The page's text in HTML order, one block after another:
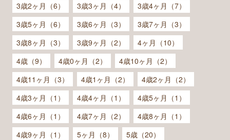
3歳2ヶ月（6）
3歳3ヶ月（4）
3歳4ヶ月（7）
3歳5ヶ月（6）
3歳6ヶ月（3）
3歳7ヶ月（3）
3歳8ヶ月（3）
3歳9ヶ月（2）
4ヶ月（10）
4歳（9）
4歳0ヶ月（2）
4歳10ヶ月（2）
4歳11ヶ月（3）
4歳1ヶ月（2）
4歳2ヶ月（2）
4歳3ヶ月（1）
4歳4ヶ月（1）
4歳5ヶ月（1）
4歳6ヶ月（1）
4歳7ヶ月（2）
4歳8ヶ月（1）
4歳9ヶ月（1）
5ヶ月（8）
5歳（20）